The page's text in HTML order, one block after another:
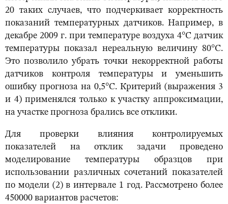
20 таких случаев, что подчеркивает корректность
показаний температурных датчиков. Например, в
декабре 2009 г. при температуре воздуха 4°С датчик
температуры показал нереальную величину 80°С.
Это позволило убрать точки некорректной работы
датчиков контроля температуры и уменьшить
ошибку прогноза на 0,5°С. Критерий (выражения 3
и 4) применялся только к участку аппроксимации,
на участке прогноза брались все отклики.
Для проверки влияния контролируемых
показателей на отклик задачи проведено
моделирование температуры образцов при
использовании различных сочетаний показателей
по модели (2) в интервале 1 год. Рассмотрено более
450000 вариантов расчетов: